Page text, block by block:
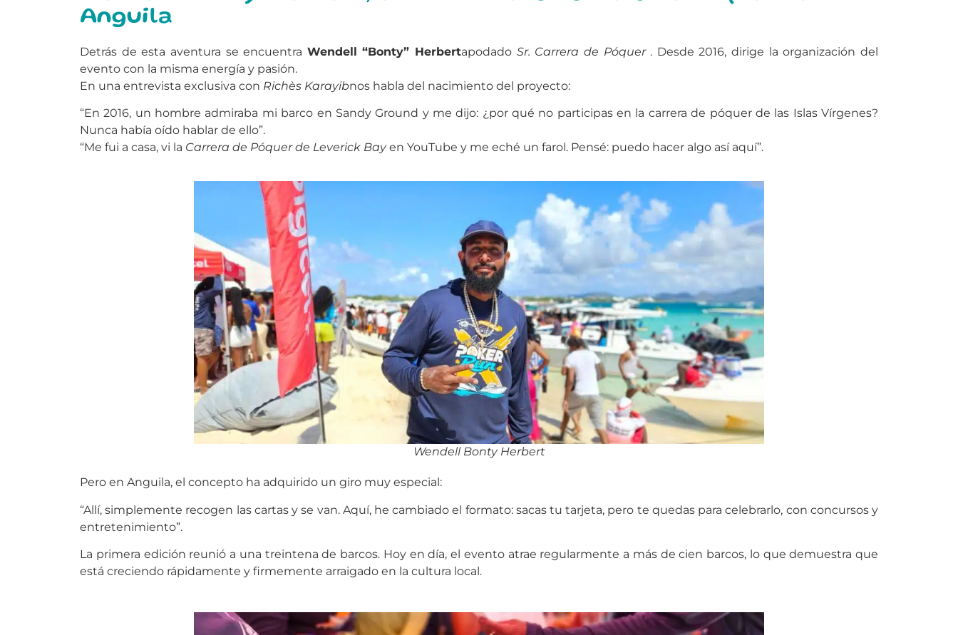
Anguila
Detrás de esta aventura se encuentra Wendell “Bonty” Herbertapodado Sr. Carrera de Póquer . Desde 2016, dirige la organización del
evento con la misma energía y pasión.
En una entrevista exclusiva con Richès Karayibnos habla del nacimiento del proyecto:
“En 2016, un hombre admiraba mi barco en Sandy Ground y me dijo: ¿por qué no participas en la carrera de póquer de las Islas Vírgenes?
Nunca había oído hablar de ello”.
“Me fui a casa, vi la Carrera de Póquer de Leverick Bayen YouTube y me eché un farol. Pensé: puedo hacer algo así aquí”.
Wendell Bonty Herbert
Pero en Anguila, el concepto ha adquirido un giro muy especial:
“Allí, simplemente recogen las cartas y se van. Aquí, he cambiado el formato: sacas tu tarjeta, pero te quedas para celebrarlo, con concursos y
entretenimiento”.
La primera edición reunió a una treintena de barcos. Hoy en día, el evento atrae regularmente a más de cien barcos, lo que demuestra que
está creciendo rápidamente y firmemente arraigado en la cultura local.